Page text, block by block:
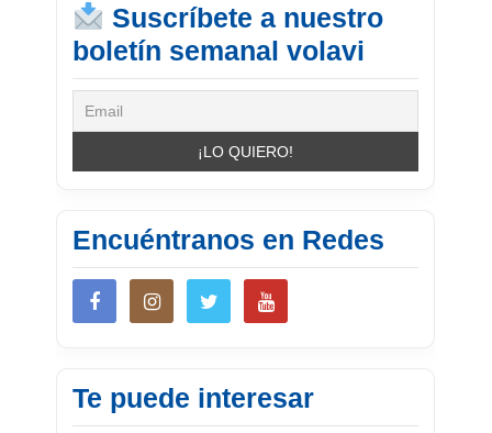
Suscríbete a nuestro
boletín semanal volavi
Encuéntranos en Redes
Te puede interesar